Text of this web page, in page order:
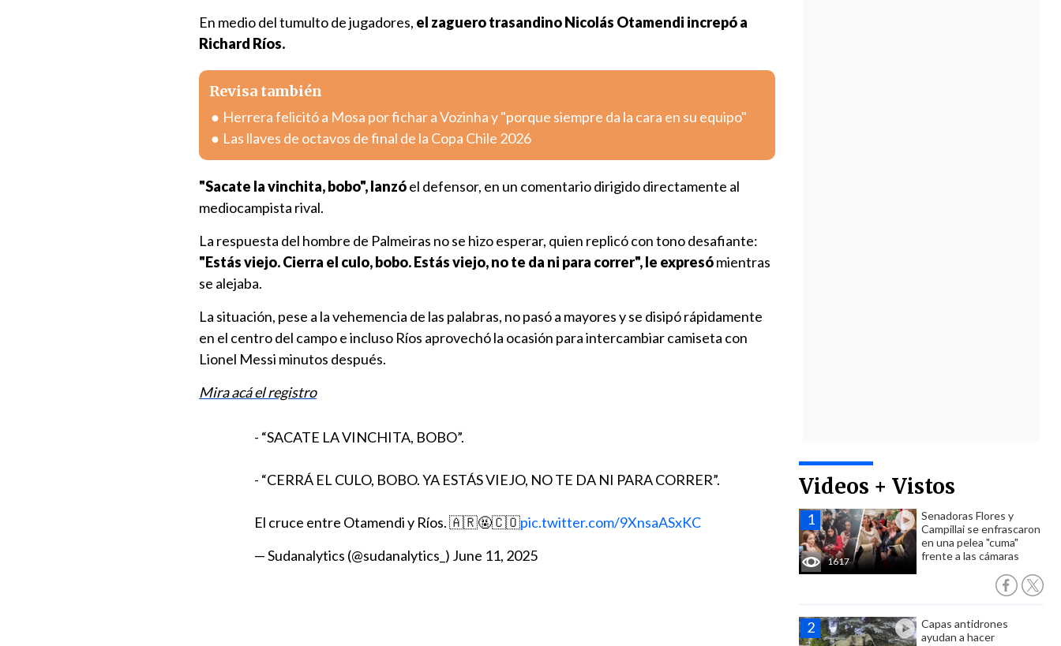
Videos + Vistos
1617
Senadoras Flores y
Campillai se enfrascaron
en una pelea "cuma"
frente a las cámaras
Capas antidrones
ayudan a hacer
En medio del tumulto de jugadores, el zaguero trasandino Nicolás Otamendi increpó a
Richard Ríos.
Revisa también
Herrera felicitó a Mosa por fichar a Vozinha y "porque siempre da la cara en su equipo"
Las llaves de octavos de final de la Copa Chile 2026
"Sacate la vinchita, bobo", lanzóel defensor, en un comentario dirigido directamente al
mediocampista rival.
La respuesta del hombre de Palmeiras no se hizo esperar, quien replicó con tono desafiante:
"Estás viejo. Cierra el culo, bobo. Estás viejo, no te da ni para correr", le expresómientras
se alejaba.
La situación, pese a la vehemencia de las palabras, no pasó a mayores y se disipó rápidamente
en el centro del campo e incluso Ríos aprovechó la ocasión para intercambiar camiseta con
Lionel Messi minutos después.
Mira acá el registro
- “SACATE LA VINCHITA, BOBO”.
- “CERRÁ EL CULO, BOBO. YA ESTÁS VIEJO, NO TE DA NI PARA CORRER”.
El cruce entre Otamendi y Ríos. 🇦🇷🤬🇨🇴pic.twitter.com/9XnsaASxKC
— Sudanalytics (@sudanalytics_) June 11, 2025